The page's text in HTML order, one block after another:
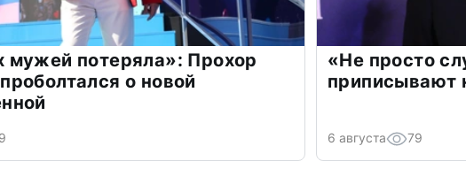
мужей потеряла»: Прохор
о новой
«Не просто
приписывают
6 августа 79